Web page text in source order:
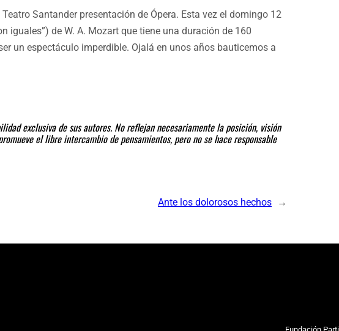
Santander presentación de Ópera. Esta vez el domingo 12
iguales”) de W. A. Mozart que tiene una duración de 160
un espectáculo imperdible. Ojalá en unos años bauticemos a
exclusiva de sus autores. No reflejan necesariamente la posición, visión
el libre intercambio de pensamientos, pero no se hace responsable
Ante los dolorosos hechos →